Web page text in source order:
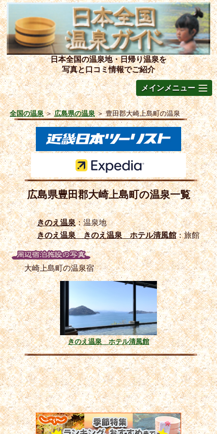
日本全国の温泉地・日帰り温泉を
写真と口コミ情報でご紹介
メインメニュー
全国の温泉＞広島県の温泉＞豊田郡大崎上島町の温泉
広島県豊田郡大崎上島町の温泉一覧
きのえ温泉：温泉地
きのえ温泉 きのえ温泉 ホテル清風館：旅館
大崎上島町の温泉宿
きのえ温泉 ホテル清風館